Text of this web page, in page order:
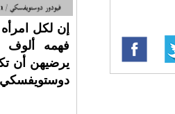
إن لكل
فهمه ألوف
يرضيهن أن
دوستويفسكي